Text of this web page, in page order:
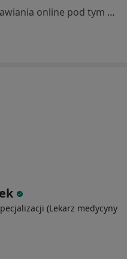
Specjalista nie oferuje umawiania online pod tym adresem.
(Lekarz medycyny